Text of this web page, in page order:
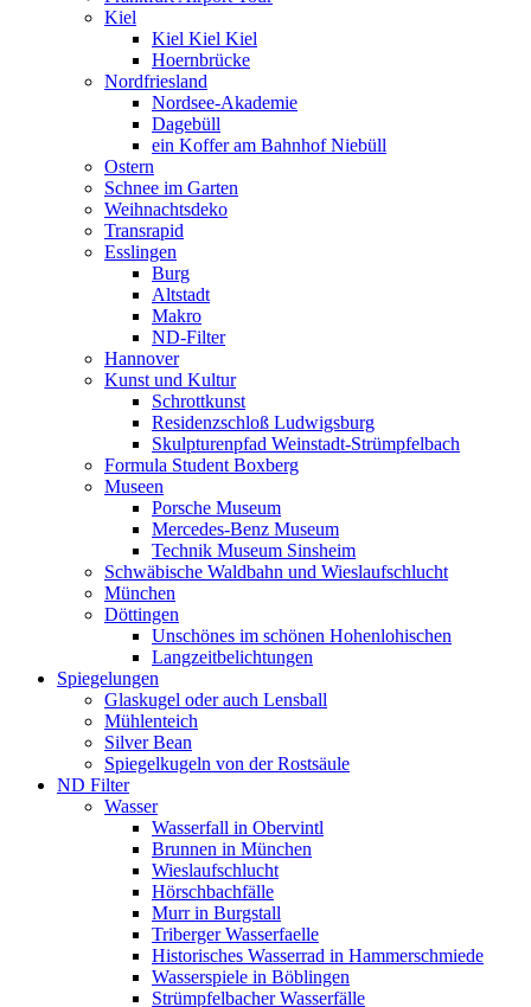
Kiel
Kiel Kiel Kiel
Hoernbrücke
Nordfriesland
Nordsee-Akademie
Dagebüll
ein Koffer am Bahnhof Niebüll
Ostern
Schnee im Garten
Weihnachtsdeko
Transrapid
Esslingen
Burg
Altstadt
Makro
ND-Filter
Hannover
Kunst und Kultur
Schrottkunst
Residenzschloß Ludwigsburg
Skulpturenpfad Weinstadt-Strümpfelbach
Formula Student Boxberg
Museen
Porsche Museum
Mercedes-Benz Museum
Technik Museum Sinsheim
Schwäbische Waldbahn und Wieslaufschlucht
München
Döttingen
Unschönes im schönen Hohenlohischen
Langzeitbelichtungen
Spiegelungen
Glaskugel oder auch Lensball
Mühlenteich
Silver Bean
Spiegelkugeln von der Rostsäule
ND Filter
Wasser
Wasserfall in Obervintl
Brunnen in München
Wieslaufschlucht
Hörschbachfälle
Murr in Burgstall
Triberger Wasserfaelle
Historisches Wasserrad in Hammerschmiede
Wasserspiele in Böblingen
Strümpfelbacher Wasserfälle